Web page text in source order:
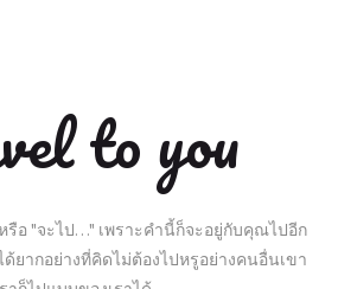
to you
รือ "จะไป…" เพราะคำนี้ก็จะอยู่กับคุณไปอีก
ยากอย่างที่คิดไม่ต้องไปหรูอย่างคนอื่นเขา